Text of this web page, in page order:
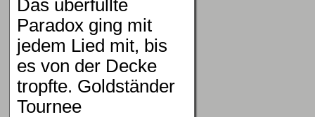
Das überfüllte
Paradox ging mit
jedem Lied mit, bis
es von der Decke
tropfte. Goldständer
Tournee